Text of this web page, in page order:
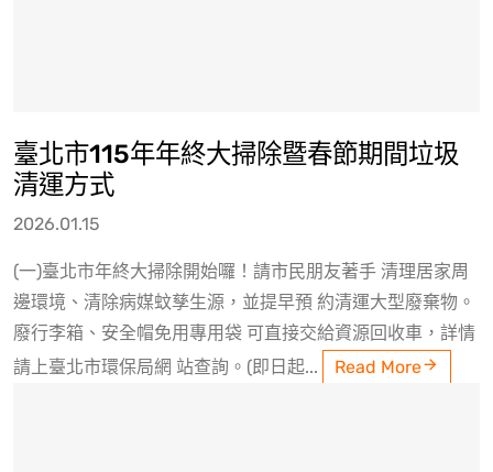
臺北市115年年終大掃除暨春節期間垃圾
清運方式
2026.01.15
(一)臺北市年終大掃除開始囉！請市民朋友著手 清理居家周
邊環境、清除病媒蚊孳生源，並提早預 約清運大型廢棄物。
廢行李箱、安全帽免用專用袋 可直接交給資源回收車，詳情
請上臺北市環保局網 站查詢。(即日起...
Read More